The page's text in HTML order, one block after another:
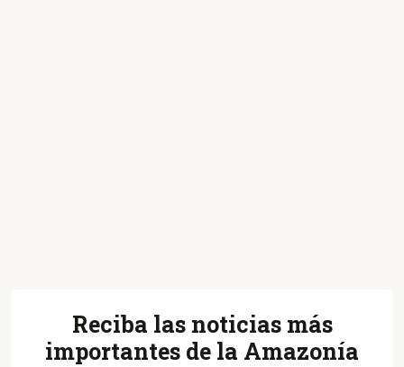
Reciba las noticias más
importantes de la Amazonía